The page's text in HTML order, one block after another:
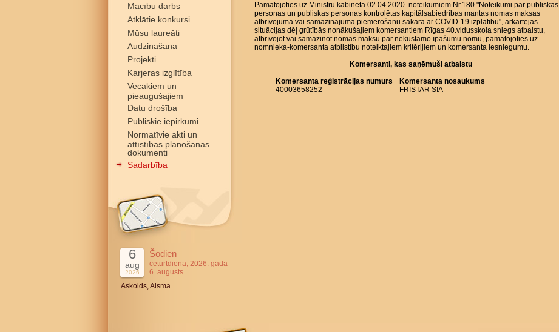
Mācību darbs
Atklātie konkursi
Mūsu laureāti
Audzināšana
Projekti
Karjeras izglītība
Vecākiem un
pieaugušajiem
Datu drošība
Publiskie iepirkumi
Normatīvie akti un
attīstības plānošanas
dokumenti
Sadarbība
6
aug
2026
Šodien
ceturtdiena, 2026. gada
6. augusts
Askolds, Aisma
Pamatojoties uz Ministru kabineta 02.04.2020. noteikumiem Nr.180 "Noteikumi par publiskas
personas un publiskas personas kontrolētas kapitālsabiedrības mantas nomas maksas
atbrīvojuma vai samazinājuma piemērošanu sakarā ar COVID-19 izplatību", ārkārtējās
situācijas dēļ grūtībās nonākušajiem komersantiem Rīgas 40.vidusskola sniegs atbalstu,
atbrīvojot vai samazinot nomas maksu par nekustamo īpašumu nomu, pamatojoties uz
nomnieka-komersanta atbilstību noteiktajiem kritērijiem un komersanta iesniegumu.
Komersanti, kas saņēmuši atbalstu
Komersanta reģistrācijas numurs
Komersanta nosaukums
40003658252
FRISTAR SIA